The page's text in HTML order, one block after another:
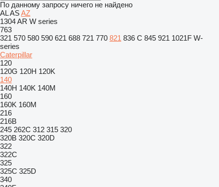
По данному запросу ничего не найдено
ALASAZ
1304AR W series
763
321 570 580 590 621 688 721 770 821 836 C 845 921 1021F W-
series
Caterpillar
120
120G 120H 120K
140
140H 140K 140M
160
160K 160M
216
216B
245 262C 312 315 320
320B 320C 320D
322
322C
325
325C 325D
340